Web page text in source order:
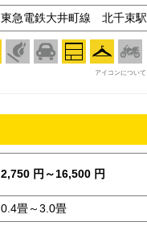
東急電鉄大井町線 北千束駅
アイコンについて
2,750 円～16,500 円
0.4畳～3.0畳